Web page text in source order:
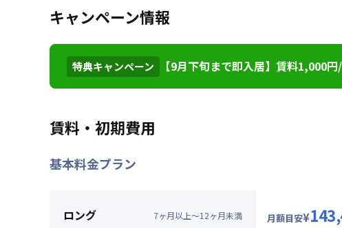
駐車場 なし
情報更新日 2026年7月25日
キャンペーン情報
特典キャンペーン 【9月下旬まで即入居】賃料1,000
利用条件
お部屋が無くなり次第終了します。
賃料・初期費用
基本料金プラン
ロング 7ヶ月以上～12ヶ月未満 月額目安¥